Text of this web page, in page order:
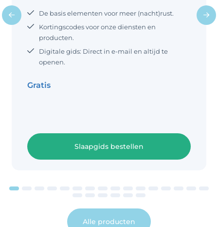
bewegen. Je kunt hiervoor een
inbakerdoek gebruiken of je baby
inbakeren met een slaapzak. In onze
shop vind je (inbaker)slaapzakken
Alle producten
De basis elementen voor meer (nacht)rust.
Kortingscodes voor onze diensten en
producten.
Digitale gids: Direct in e-mail en altijd te
openen.
Gratis
Slaapgids bestellen